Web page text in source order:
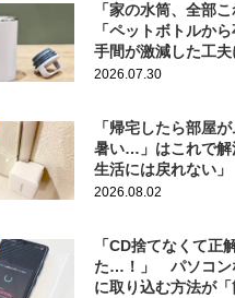
「家の水筒、全部
「ペットボトルか
手間が激減した工
に戻れない！」
2026.07.30
「帰宅したら部屋
暑い…」はこれで
生活には戻れない
知りたかった」
2026.08.02
「CD捨てなくて正
た…！」 パソコン
に取り込む方法が